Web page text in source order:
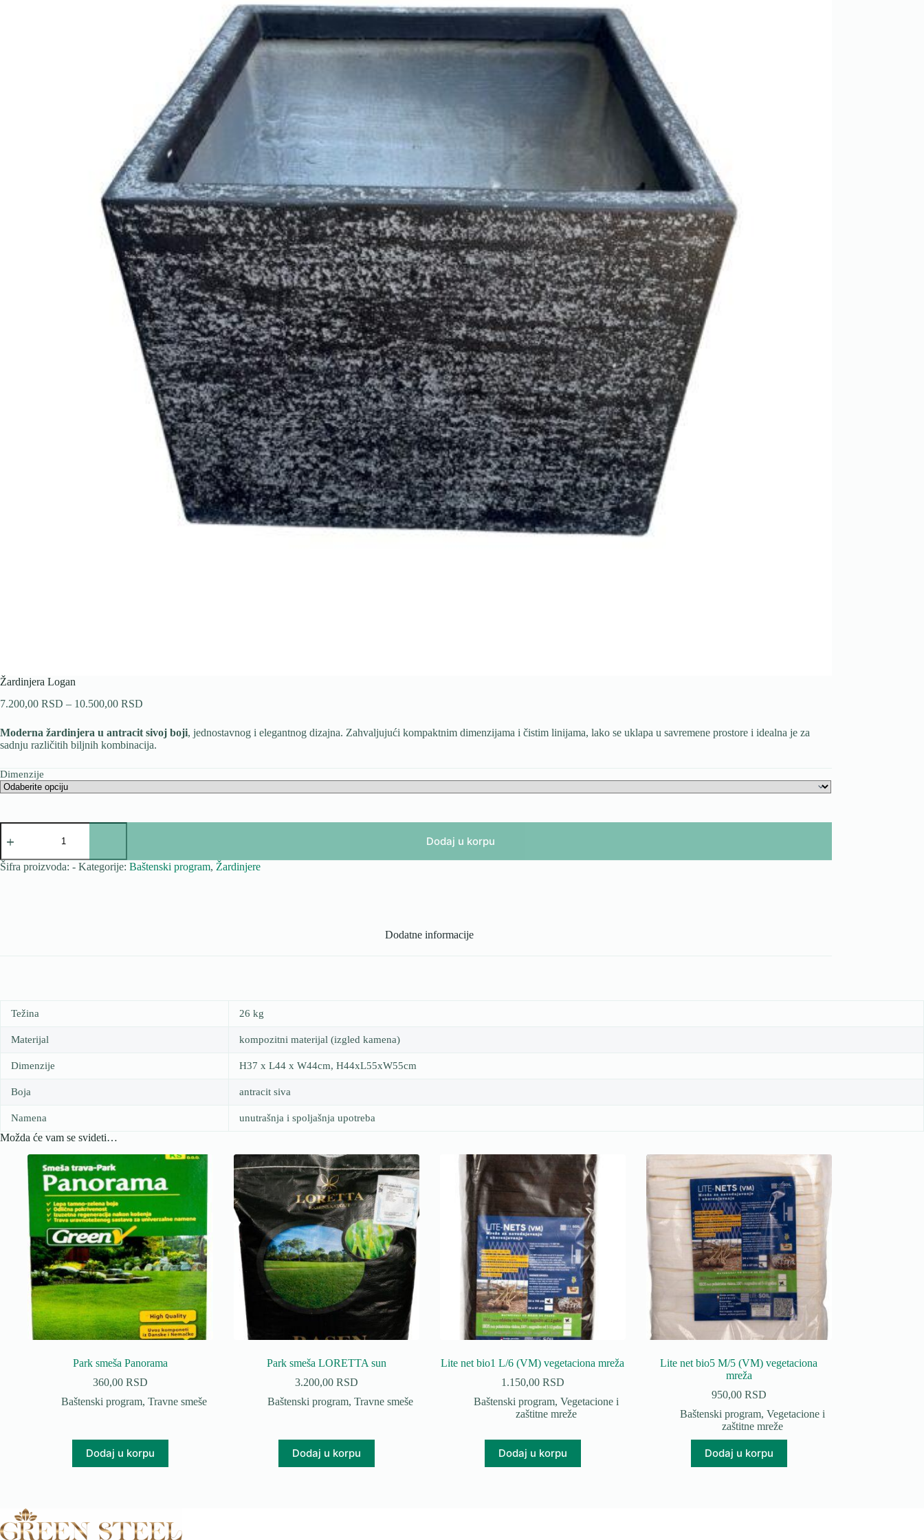
Žardinjera Logan
7.200,00 RSD – 10.500,00 RSD
od
7.200,00 RSD
do
Moderna žardinjera u antracit sivoj boji, jednostavnog i elegantnog dizajna. Zahvaljujući kompaktnim dimenzijama i čistim linijama, lako se uklapa u savremene prostore i idealna je za
sadnju različitih biljnih kombinacija.
Dimenzije
Žardinjera
Logan
Dodaj u korpu
Šifra proizvoda: - Kategorije: Baštenski program, Žardinjere
Dodatne informacije
Težina 26 kg
Materijal kompozitni materijal (izgled kamena)
Dimenzije H37 x L44 x W44cm, H44xL55xW55cm
Boja antracit siva
Namena unutrašnja i spoljašnja upotreba
Možda će vam se svideti…
Park smeša Panorama
360,00 RSD
Baštenski program, Travne smeše
Dodaj u korpu
Park smeša LORETTA sun
3.200,00 RSD
Baštenski program, Travne smeše
Dodaj u korpu
Lite net bio1 L/6 (VM) vegetaciona mreža
1.150,00 RSD
Baštenski program,Vegetacione i
zaštitne mreže
Dodaj u korpu
Lite net bio5 M/5 (VM) vegetaciona
mreža
950,00 RSD
Baštenski program,Vegetacione i
zaštitne mreže
Dodaj u korpu